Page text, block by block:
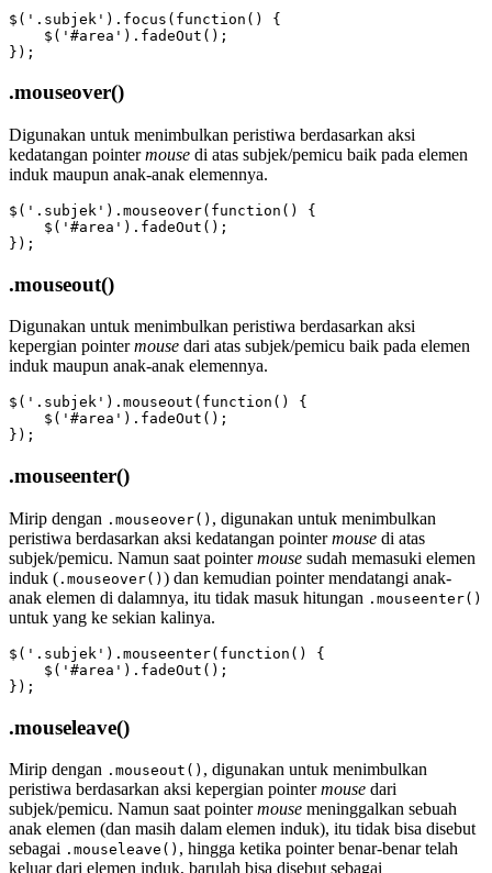
$('.subjek').focus(function() {
    $('#area').fadeOut();
});
.mouseover()
Digunakan untuk menimbulkan peristiwa berdasarkan aksi
kedatangan pointermouse di atas subjek/pemicu baik pada elemen
induk maupun anak-anak elemennya.
$('.subjek').mouseover(function() {
    $('#area').fadeOut();
});
.mouseout()
Digunakan untuk menimbulkan peristiwa berdasarkan aksi
kepergian pointermouse dari atas subjek/pemicu baik pada elemen
induk maupun anak-anak elemennya.
$('.subjek').mouseout(function() {
    $('#area').fadeOut();
});
.mouseenter()
Mirip dengan .mouseover() , digunakan untuk menimbulkan
peristiwa berdasarkan aksi kedatangan pointermouse di atas
subjek/pemicu. Namun saat pointermouse sudah memasuki elemen
induk ( .mouseover() ) dan kemudian pointer mendatangi anak-
anak elemen di dalamnya, itu tidak masuk hitungan .mouseenter()
untuk yang ke sekian kalinya.
$('.subjek').mouseenter(function() {
    $('#area').fadeOut();
});
.mouseleave()
Mirip dengan .mouseout() , digunakan untuk menimbulkan
peristiwa berdasarkan aksi kepergian pointermouse dari
subjek/pemicu. Namun saat pointermouse meninggalkan sebuah
anak elemen (dan masih dalam elemen induk), itu tidak bisa disebut
sebagai .mouseleave() , hingga ketika pointer benar-benar telah
keluar dari elemen induk, barulah bisa disebut sebagai